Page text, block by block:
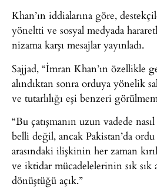
Khan’ın iddialarına göre,
yöneltti ve sosyal medyada
nizama karşı mesajlar yayınladı.
Sajjad, “İmran Khan’ın özellikle
alındıktan sonra orduya yönelik
ve tutarlılığı eşi benzeri
“Bu çatışmanın uzun vadede
belli değil, ancak Pakistan’da
arasındaki ilişkinin her zaman
ve iktidar mücadelelerinin sık sık
dönüştüğü açık.”